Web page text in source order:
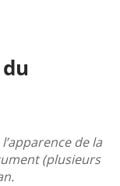
de la
(plusieurs